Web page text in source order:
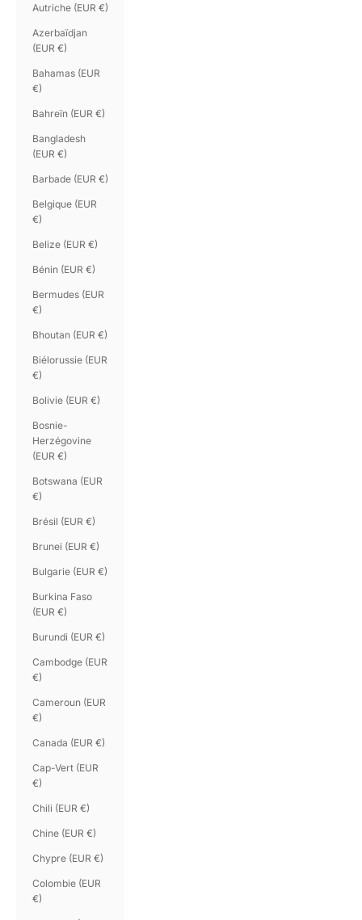
Autriche (EUR €)
Azerbaïdjan
(EUR €)
Bahamas (EUR
€)
Bahreïn (EUR €)
Bangladesh
(EUR €)
Barbade (EUR €)
Belgique (EUR
€)
Belize (EUR €)
Bénin (EUR €)
Bermudes (EUR
€)
Bhoutan (EUR €)
Biélorussie (EUR
€)
Bolivie (EUR €)
Bosnie-
Herzégovine
(EUR €)
Botswana (EUR
€)
Brésil (EUR €)
Brunei (EUR €)
Bulgarie (EUR €)
Burkina Faso
(EUR €)
Burundi (EUR €)
Cambodge (EUR
€)
Cameroun (EUR
€)
Canada (EUR €)
Cap-Vert (EUR
€)
Chili (EUR €)
Chine (EUR €)
Chypre (EUR €)
Colombie (EUR
€)